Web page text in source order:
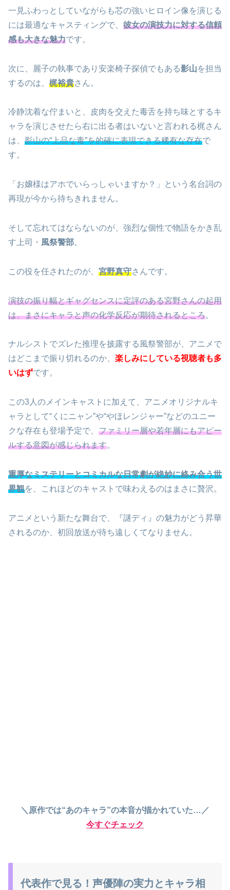
一見ふわっとしていながらも芯の強いヒロイン像を演じる
には最適なキャスティングで、 彼女の演技力に対する信頼
感も大きな魅力です。
次に、麗子の執事であり安楽椅子探偵でもある影山を担当
するのは、 梶裕貴さん。
冷静沈着な佇まいと、皮肉を交えた毒舌を持ち味とするキ
ャラを演じさせたら右に出る者はいないと言われる梶さん
は、 影山の“上品な毒”を的確に表現できる稀有な存在で
す。
「お嬢様はアホでいらっしゃいますか？」という名台詞の
再現が今から待ちきれません。
そして忘れてはならないのが、強烈な個性で物語をかき乱
す上司・ 風祭警部。
この役を任されたのが、 宮野真守さんです。
演技の振り幅とギャグセンスに定評のある宮野さんの起用
は、まさにキャラと声の化学反応が期待されるところ。
ナルシストでズレた推理を披露する風祭警部が、アニメで
はどこまで振り切れるのか、 楽しみにしている視聴者も多
いはずです。
この3人のメインキャストに加えて、アニメオリジナルキ
ャラとして“くにニャン”や“やほレンジャー”などのユニー
クな存在も登場予定で、 ファミリー層や若年層にもアピー
ルする意図が感じられます。
重厚なミステリーとコミカルな日常劇が絶妙に絡み合う世
界観を、これほどのキャストで味わえるのはまさに贅沢。
アニメという新たな舞台で、『謎ディ』の魅力がどう昇華
されるのか、初回放送が待ち遠しくてなりません。
＼原作では“あのキャラ”の本音が描かれていた…／
今すぐチェック
代表作で見る！声優陣の実力とキャラ相